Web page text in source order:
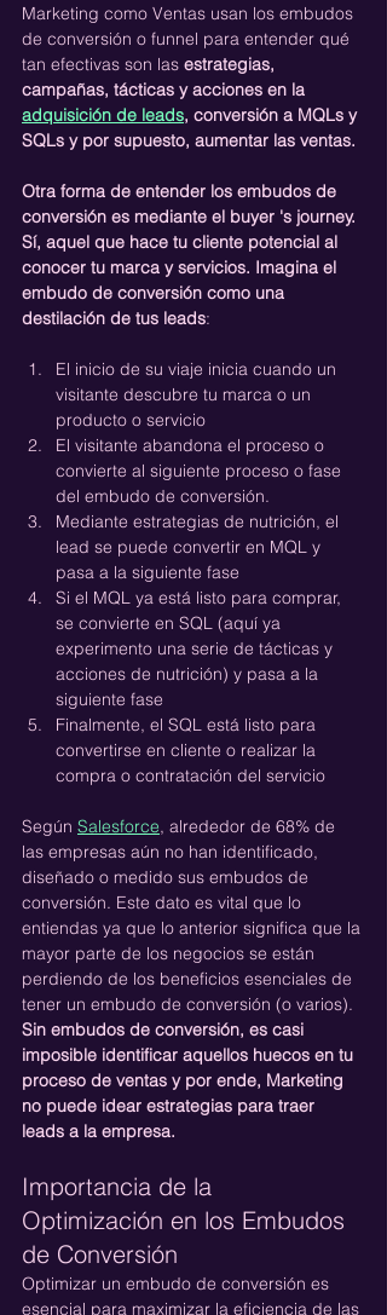
Marketing como Ventas usan los embudos
de conversión o funnel para entender qué
tan efectivas son las estrategias,
campañas, tácticas y acciones en la
adquisición de leads, conversión a MQLs y
SQLs y por supuesto, aumentar las ventas.
Otra forma de entender los embudos de
conversión es mediante el buyer 's journey.
Sí, aquel que hace tu cliente potencial al
conocer tu marca y servicios. Imagina el
embudo de conversión como una
destilación de tus leads:
El inicio de su viaje inicia cuando un
visitante descubre tu marca o un
producto o servicio
El visitante abandona el proceso o
convierte al siguiente proceso o fase
del embudo de conversión.
Mediante estrategias de nutrición, el
lead se puede convertir en MQL y
pasa a la siguiente fase
Si el MQL ya está listo para comprar,
se convierte en SQL (aquí ya
experimento una serie de tácticas y
acciones de nutrición) y pasa a la
siguiente fase
Finalmente, el SQL está listo para
convertirse en cliente o realizar la
compra o contratación del servicio
Según Salesforce, alrededor de 68% de
las empresas aún no han identificado,
diseñado o medido sus embudos de
conversión. Este dato es vital que lo
entiendas ya que lo anterior significa que la
mayor parte de los negocios se están
perdiendo de los beneficios esenciales de
tener un embudo de conversión (o varios).
Sin embudos de conversión, es casi
imposible identificar aquellos huecos en tu
proceso de ventas y por ende, Marketing
no puede idear estrategias para traer
leads a la empresa.
Importancia de la
Optimización en los Embudos
de Conversión
Optimizar un embudo de conversión es
esencial para maximizar la eficiencia de las